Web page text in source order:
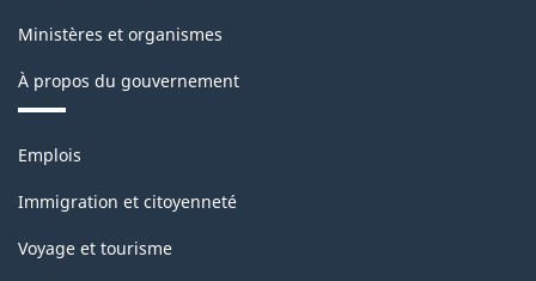
Ministères et organismes
À propos du gouvernement
Thèmes
sujets
Emplois
Immigration et citoyenneté
Voyage et tourisme